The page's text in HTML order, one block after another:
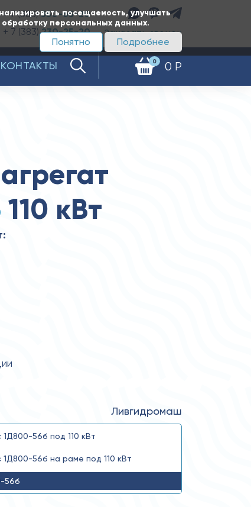
посещаемость, улучшать
персональных данных.
Подробнее
Понятно
+ 7 (383)350-65-20
+ 7 (383)230-25-20 Заказать звонок
0 0 Р
КОНТАКТЫ
110 кВт
Ливгидромаш
1Д800-56б под 110 кВт
1Д800-56б на раме под 110 кВт
56б